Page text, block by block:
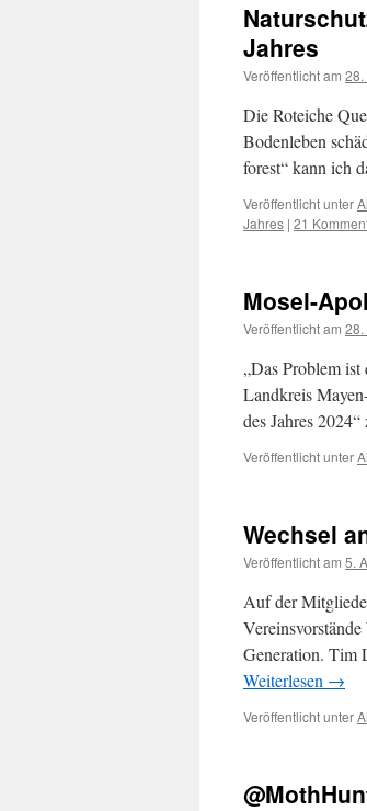
Jahres
Veröffentlicht am 28.
Die Roteiche
Bodenleben
forest“ kann ich
Veröffentlicht unter
Jahres | 21
Mosel-
Veröffentlicht am 28.
„Das Problem
Landkreis
des Jahres
Veröffentlicht unter
Wechsel
Veröffentlicht am 5.
Auf der
Generation. Tim
Weiterlesen →
Veröffentlicht unter